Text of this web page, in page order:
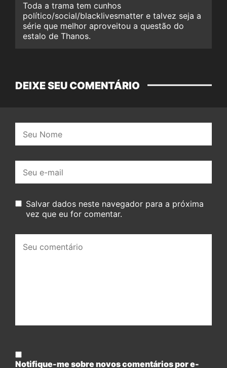
Toda a trama tem cunhos
político/social/blacklivesmatter e talvez seja a
série que melhor aproveitou a questão do
estalo de Thanos.
DEIXE SEU COMENTÁRIO
mail:
Salvar dados neste navegador para a próxima
vez que eu for comentar.
comentário:
Notifique-me sobre novos comentários por e-